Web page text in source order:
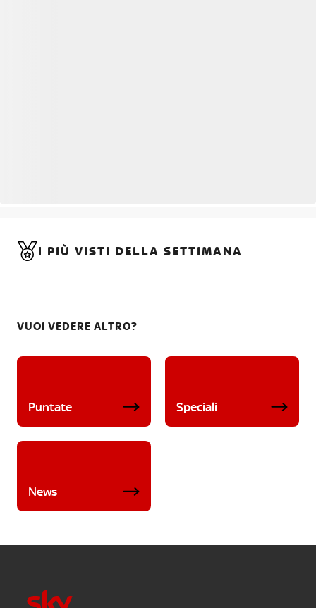
I PIÙ VISTI DELLA SETTIMANA
VUOI VEDERE ALTRO?
Puntate Speciali
News